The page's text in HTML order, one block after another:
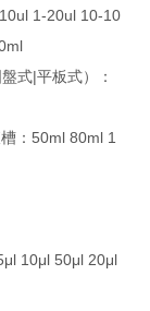
1-20ul 10-10
式|平板式）：
：50ml 80ml 1
10μl 50μl 20μl